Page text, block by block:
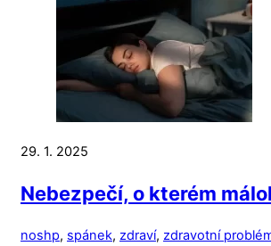
29. 1. 2025
Nebezpečí, o kterém
noshp, spánek, zdraví, zdravotní